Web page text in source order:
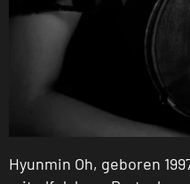
Hyunmin Oh, geboren